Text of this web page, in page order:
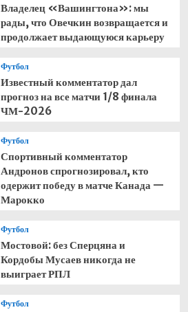
Владелец «Вашингтона»: мы
рады, что Овечкин возвращается и
продолжает выдающуюся карьеру
Футбол
Известный комментатор дал
прогноз на все матчи 1/8 финала
ЧМ-2026
Футбол
Спортивный комментатор
Андронов спрогнозировал, кто
одержит победу в матче Канада —
Марокко
Футбол
Мостовой: без Сперцяна и
Кордобы Мусаев никогда не
выиграет РПЛ
Футбол